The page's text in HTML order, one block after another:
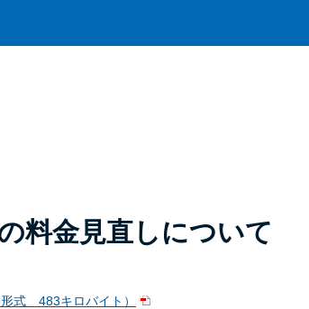
料金見直しについて
式 483キロバイト）